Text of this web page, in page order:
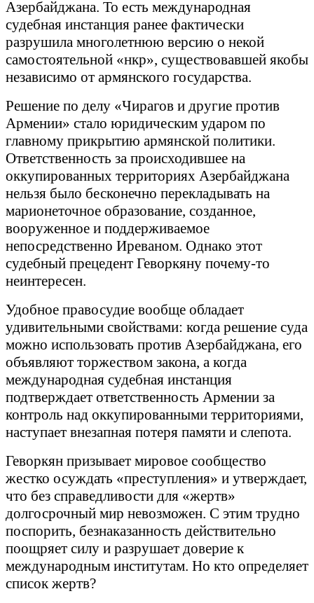
Азербайджана. То есть международная
судебная инстанция ранее фактически
разрушила многолетнюю версию о некой
самостоятельной «нкр», существовавшей якобы
независимо от армянского государства.
Решение по делу «Чирагов и другие против
Армении» стало юридическим ударом по
главному прикрытию армянской политики.
Ответственность за происходившее на
оккупированных территориях Азербайджана
нельзя было бесконечно перекладывать на
марионеточное образование, созданное,
вооруженное и поддерживаемое
непосредственно Иреваном. Однако этот
судебный прецедент Геворкяну почему-то
неинтересен.
Удобное правосудие вообще обладает
удивительными свойствами: когда решение суда
можно использовать против Азербайджана, его
объявляют торжеством закона, а когда
международная судебная инстанция
подтверждает ответственность Армении за
контроль над оккупированными территориями,
наступает внезапная потеря памяти и слепота.
Геворкян призывает мировое сообщество
жестко осуждать «преступления» и утверждает,
что без справедливости для «жертв»
долгосрочный мир невозможен. С этим трудно
поспорить, безнаказанность действительно
поощряет силу и разрушает доверие к
международным институтам. Но кто определяет
список жертв?